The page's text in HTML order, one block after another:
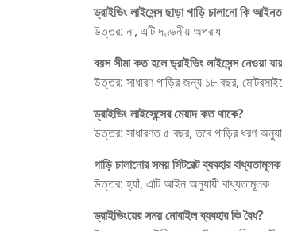
ড্রাইভিং লাইসেন্স ছাড়া গাড়ি চালানো কি
উত্তর: না, এটি দণ্ডনীয় অপরাধ
বয়স সীমা কত হলে ড্রাইভিং লাইসেন্স নেওয়া
উত্তর: সাধারণ গাড়ির জন্য ১৮ বছর,
ড্রাইভিং লাইসেন্সের মেয়াদ কত থাকে?
উত্তর: সাধারণত ৫ বছর, তবে গাড়ির ধরণ
গাড়ি চালানোর সময় সিটবেল্ট ব্যবহার
উত্তর: হ্যাঁ, এটি আইন অনুযায়ী বাধ্যতামূলক
ড্রাইভিংয়ের সময় মোবাইল ব্যবহার কি বৈধ?